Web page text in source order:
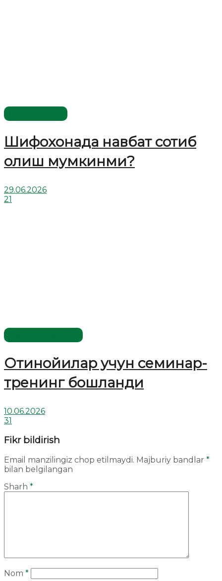
Шифохонада навбат сотиб
олиш мумкинми?
29.06.2026
21
Отинойилар учун семинар-
тренинг бошланди
10.06.2026
31
Fikr bildirish
Email manzilingiz chop etilmaydi. Majburiy bandlar *
bilan belgilangan
Sharh *
Nom *